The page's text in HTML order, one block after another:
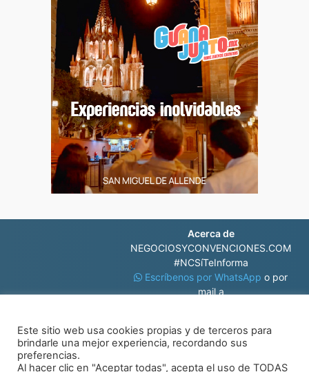
Acerca de
NEGOCIOSYCONVENCIONES.COM
#NCSíTeInforma
Escríbenos por WhatsAppo por
mail a
Este sitio web usa cookies propias y de terceros para
brindarle una mejor experiencia, recordando sus
preferencias.
Al hacer clic en "Aceptar todas", acepta el uso de TODAS